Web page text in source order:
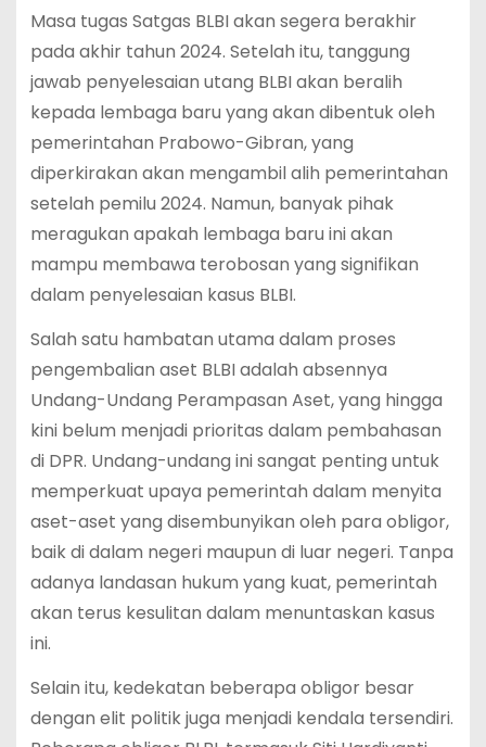
Masa tugas Satgas BLBI akan segera berakhir
pada akhir tahun 2024. Setelah itu, tanggung
jawab penyelesaian utang BLBI akan beralih
kepada lembaga baru yang akan dibentuk oleh
pemerintahan Prabowo-Gibran, yang
diperkirakan akan mengambil alih pemerintahan
setelah pemilu 2024. Namun, banyak pihak
meragukan apakah lembaga baru ini akan
mampu membawa terobosan yang signifikan
dalam penyelesaian kasus BLBI.
Salah satu hambatan utama dalam proses
pengembalian aset BLBI adalah absennya
Undang-Undang Perampasan Aset, yang hingga
kini belum menjadi prioritas dalam pembahasan
di DPR. Undang-undang ini sangat penting untuk
memperkuat upaya pemerintah dalam menyita
aset-aset yang disembunyikan oleh para obligor,
baik di dalam negeri maupun di luar negeri. Tanpa
adanya landasan hukum yang kuat, pemerintah
akan terus kesulitan dalam menuntaskan kasus
ini.
Selain itu, kedekatan beberapa obligor besar
dengan elit politik juga menjadi kendala tersendiri.